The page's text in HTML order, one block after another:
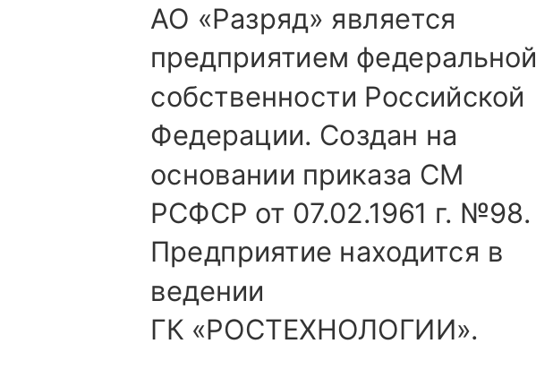
АО «Разряд» является
предприятием федеральной
собственности Российской
Федерации. Создан на
основании приказа СМ
РСФСР от 07.02.1961 г. №98.
Предприятие находится в
ведении
ГК «РОСТЕХНОЛОГИИ».